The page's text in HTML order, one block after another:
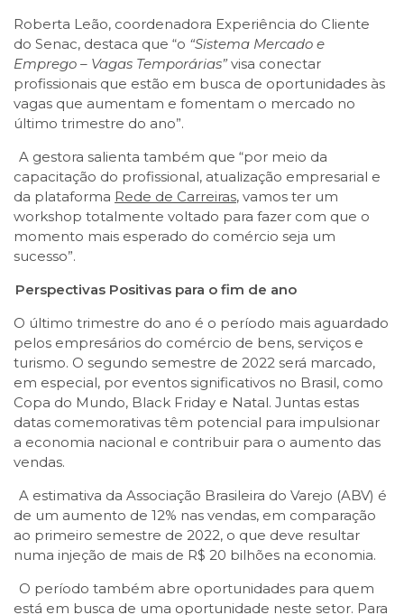
Roberta Leão, coordenadora Experiência do Cliente
do Senac, destaca que “o “Sistema Mercado e
Emprego – Vagas Temporárias” visa conectar
profissionais que estão em busca de oportunidades às
vagas que aumentam e fomentam o mercado no
último trimestre do ano”.
A gestora salienta também que “por meio da
capacitação do profissional, atualização empresarial e
da plataforma Rede de Carreiras, vamos ter um
workshop totalmente voltado para fazer com que o
momento mais esperado do comércio seja um
sucesso”.
Perspectivas Positivas para o fim de ano
O último trimestre do ano é o período mais aguardado
pelos empresários do comércio de bens, serviços e
turismo. O segundo semestre de 2022 será marcado,
em especial, por eventos significativos no Brasil, como
Copa do Mundo, Black Friday e Natal. Juntas estas
datas comemorativas têm potencial para impulsionar
a economia nacional e contribuir para o aumento das
vendas.
A estimativa da Associação Brasileira do Varejo (ABV) é
de um aumento de 12% nas vendas, em comparação
ao primeiro semestre de 2022, o que deve resultar
numa injeção de mais de R$ 20 bilhões na economia.
O período também abre oportunidades para quem
está em busca de uma oportunidade neste setor. Para